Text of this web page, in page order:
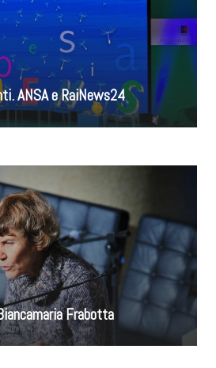
ANSA e RaiNews24
Frabotta